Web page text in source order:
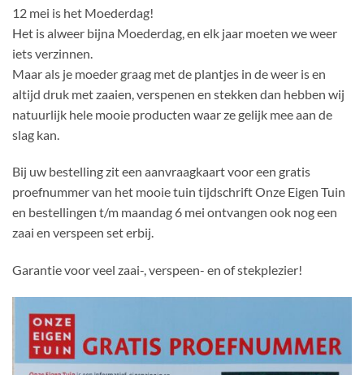
12 mei is het Moederdag!
Het is alweer bijna Moederdag, en elk jaar moeten we weer
iets verzinnen.
Maar als je moeder graag met de plantjes in de weer is en
altijd druk met zaaien, verspenen en stekken dan hebben wij
natuurlijk hele mooie producten waar ze gelijk mee aan de
slag kan.
Bij uw bestelling zit een aanvraagkaart voor een gratis
proefnummer van het mooie tuin tijdschrift Onze Eigen Tuin
en bestellingen t/m maandag 6 mei ontvangen ook nog een
zaai en verspeen set erbij.
Garantie voor veel zaai-, verspeen- en of stekplezier!